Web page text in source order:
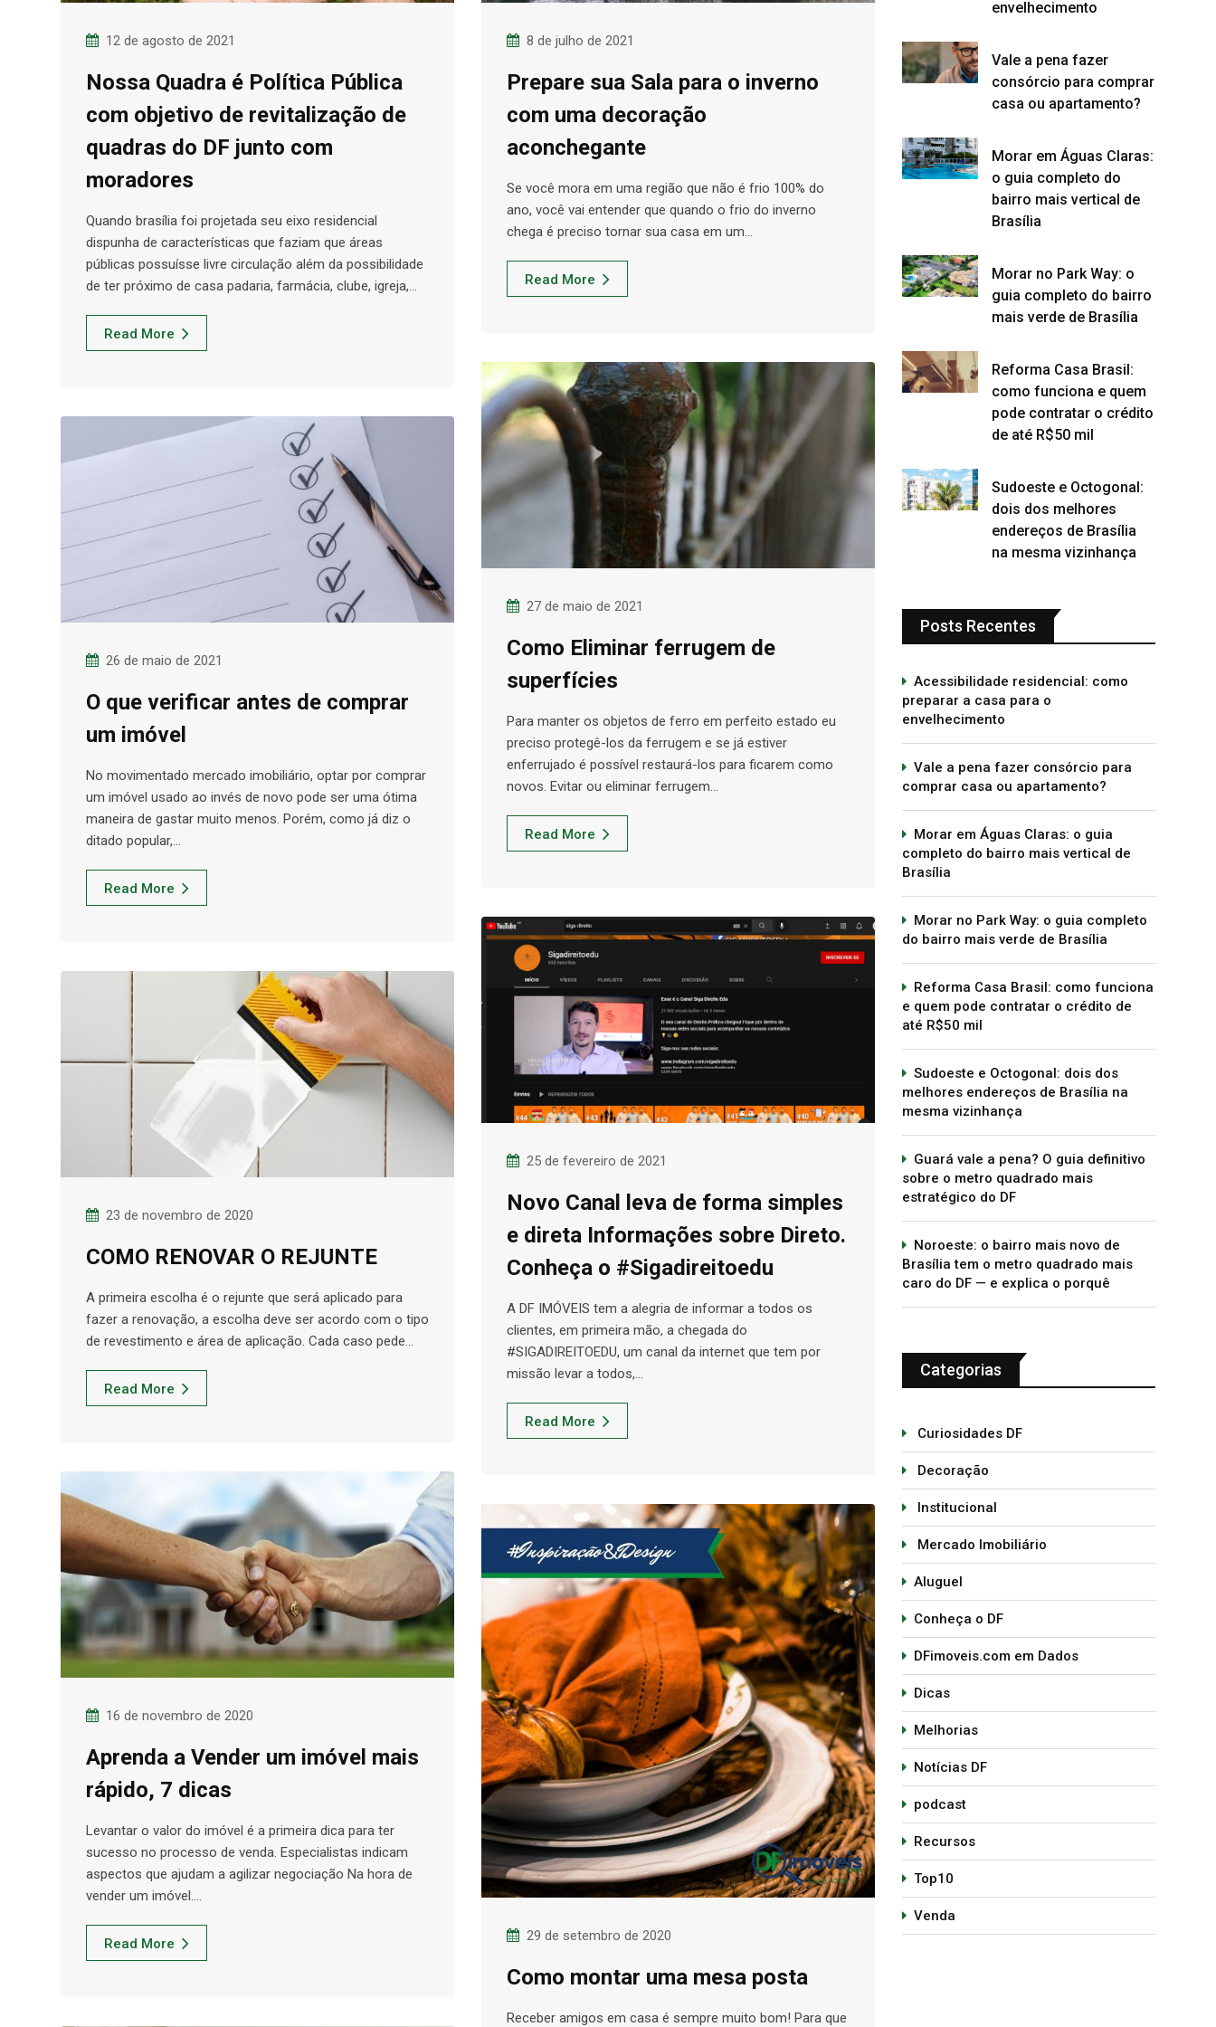
12 de agosto de 2021
Nossa Quadra é Política Pública
com objetivo de revitalização de
quadras do DF junto com
moradores
Quando brasília foi projetada seu eixo residencial
dispunha de características que faziam que áreas
públicas possuísse livre circulação além da possibilidade
de ter próximo de casa padaria, farmácia, clube, igreja,…
Read More
8 de julho de 2021
Prepare sua Sala para o inverno
com uma decoração
aconchegante
Se você mora em uma região que não é frio 100% do
ano, você vai entender que quando o frio do inverno
chega é preciso tornar sua casa em um…
Read More
27 de maio de 2021
Como Eliminar ferrugem de
superfícies
Para manter os objetos de ferro em perfeito estado eu
preciso protegê-los da ferrugem e se já estiver
enferrujado é possível restaurá-los para ficarem como
novos. Evitar ou eliminar ferrugem…
Read More
26 de maio de 2021
O que verificar antes de comprar
um imóvel
No movimentado mercado imobiliário, optar por comprar
um imóvel usado ao invés de novo pode ser uma ótima
maneira de gastar muito menos. Porém, como já diz o
ditado popular,…
Read More
25 de fevereiro de 2021
Novo Canal leva de forma simples
e direta Informações sobre Direto.
Conheça o #Sigadireitoedu
A DF IMÓVEIS tem a alegria de informar a todos os
clientes, em primeira mão, a chegada do
#SIGADIREITOEDU, um canal da internet que tem por
missão levar a todos,…
Read More
23 de novembro de 2020
COMO RENOVAR O REJUNTE
A primeira escolha é o rejunte que será aplicado para
fazer a renovação, a escolha deve ser acordo com o tipo
de revestimento e área de aplicação. Cada caso pede…
Read More
16 de novembro de 2020
Aprenda a Vender um imóvel mais
rápido, 7 dicas
Levantar o valor do imóvel é a primeira dica para ter
sucesso no processo de venda. Especialistas indicam
aspectos que ajudam a agilizar negociação Na hora de
vender um imóvel.…
Read More 29 de setembro de 2020
Como montar uma mesa posta
Receber amigos em casa é sempre muito bom! Para que
envelhecimento
Vale a pena fazer
consórcio para comprar
casa ou apartamento?
Morar em Águas Claras:
o guia completo do
bairro mais vertical de
Brasília
Morar no Park Way: o
guia completo do bairro
mais verde de Brasília
Reforma Casa Brasil:
como funciona e quem
pode contratar o crédito
de até R$50 mil
Sudoeste e Octogonal:
dois dos melhores
endereços de Brasília
na mesma vizinhança
Posts Recentes
Acessibilidade residencial: como
preparar a casa para o
envelhecimento
Vale a pena fazer consórcio para
comprar casa ou apartamento?
Morar em Águas Claras: o guia
completo do bairro mais vertical de
Brasília
Morar no Park Way: o guia completo
do bairro mais verde de Brasília
Reforma Casa Brasil: como funciona
e quem pode contratar o crédito de
até R$50 mil
Sudoeste e Octogonal: dois dos
melhores endereços de Brasília na
mesma vizinhança
Guará vale a pena? O guia definitivo
sobre o metro quadrado mais
estratégico do DF
Noroeste: o bairro mais novo de
Brasília tem o metro quadrado mais
caro do DF — e explica o porquê
Categorias
Curiosidades DF
Decoração
Institucional
Mercado Imobiliário
Aluguel
Conheça o DF
DFimoveis.com em Dados
Dicas
Melhorias
Notícias DF
podcast
Recursos
Top10
Venda